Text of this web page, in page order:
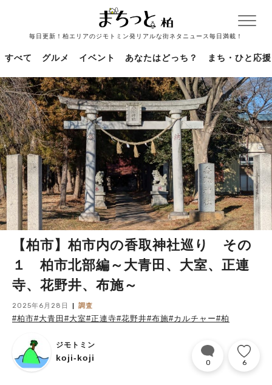
毎日更新！柏エリアのジモトミン発リアルな街ネタニュース毎日満載！
すべて グルメ イベント あなたはどっち？ まち・ひと応援
【柏市】柏市内の香取神社巡り その
１ 柏市北部編～大青田、大室、正連
寺、花野井、布施～
2025年6月28日 調査
#柏市#大青田 #大室#正連寺#花野井#布施#カルチャー#柏
ジモトミン
koji-koji 0 6